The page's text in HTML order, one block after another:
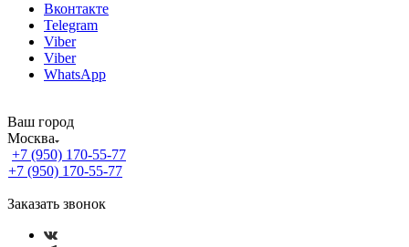
Вконтакте
Telegram
Viber
Viber
WhatsApp
Ваш город
Москва
+7 (950) 170-55-77
+7 (950) 170-55-77
Заказать звонок